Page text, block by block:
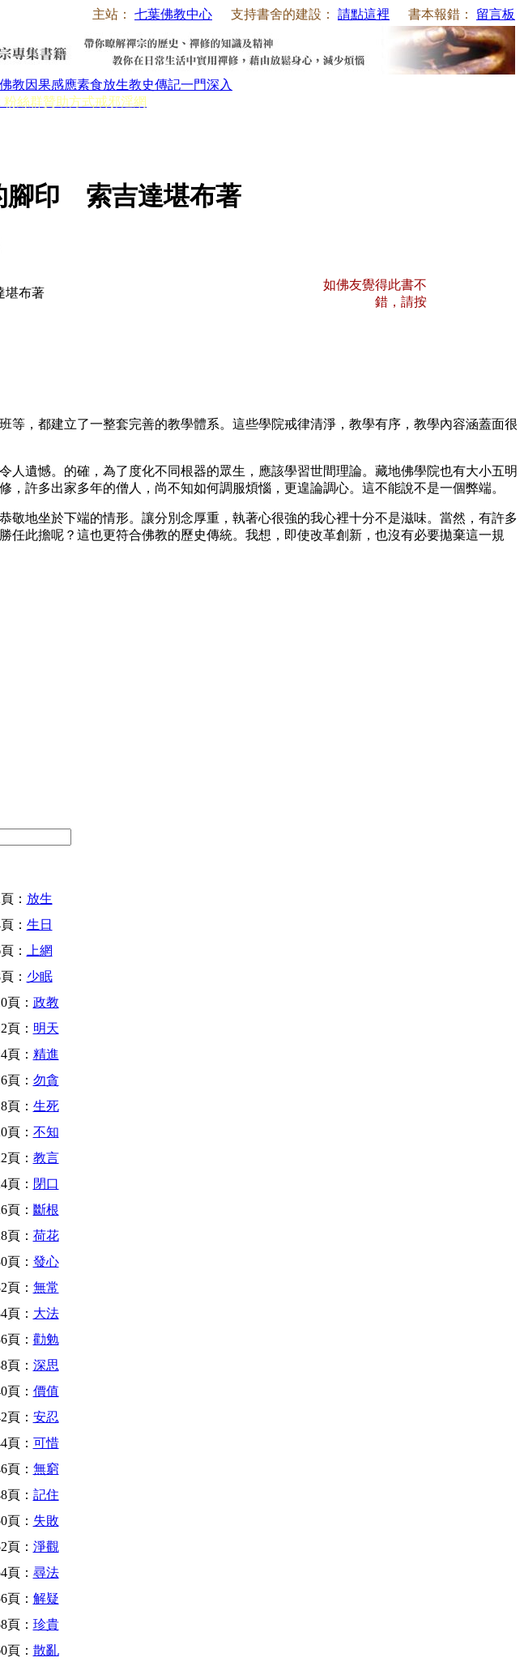
主站： 七葉佛教中心 支持書舍的建設： 請點這裡 書本報錯： 留言板
教因果感應素食放生教史傳記一門深入
粉絲群贊助方式戒邪淫網
腳印 索吉達堪布著
堪布著
如佛友覺得此書不
錯，請按
，都建立了一整套完善的教學體系。這些學院戒律清淨，教學有序，教學內容涵蓋面很
遺憾。的確，為了度化不同根器的眾生，應該學習世間理論。藏地佛學院也有大小五明
許多出家多年的僧人，尚不知如何調服煩惱，更遑論調心。這不能說不是一個弊端。
地坐於下端的情形。讓分別念厚重，執著心很強的我心裡十分不是滋味。當然，有許多
此擔呢？這也更符合佛教的歷史傳統。我想，即使改革創新，也沒有必要拋棄這一規
： 放生
： 生日
：
上網
： 少眠
頁： 政教
頁： 明天
頁： 精進
頁： 勿貪
頁： 生死
頁： 不知
頁： 教言
頁： 閉口
頁： 斷根
頁： 荷花
頁： 發心
頁： 無常
頁： 大法
頁： 勸勉
頁： 深思
頁： 價值
頁： 安忍
頁： 可惜
頁： 無窮
頁： 記住
頁： 失敗
頁： 淨觀
頁： 尋法
頁： 解疑
頁： 珍貴
頁： 散亂